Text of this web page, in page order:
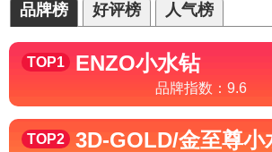
品牌榜 好评榜 人气榜
TOP1 ENZO小水钻
品牌指数： 9.6
TOP2 3D-GOLD/金至尊小